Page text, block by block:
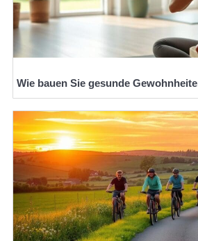
Wie bauen Sie gesunde